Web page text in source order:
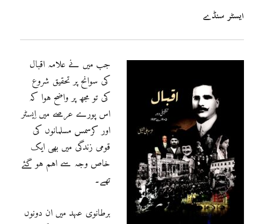
ایسٹر سنڈے
جب میں نے علامہ اقبال
کی سوانح پر تحقیق شروع
کی تو مجھ پر واضح ہوا کہ
اس پورے عرصے میں اِیسٹر
اور کرسمس مسلمانوں کی
قومی زندگی میں بھی ایک
خاص وجہ سے اہم ہو گئے
تھے۔
برطانوی عہد میں ان دونوں